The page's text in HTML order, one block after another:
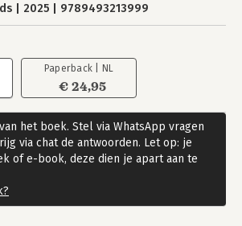
het boek. Stel via WhatsApp vragen
via chat de antwoorden. Let op: je
of e-book, deze dien je apart aan te
2025 9789493213999
Paperback | NL
€ 24,95